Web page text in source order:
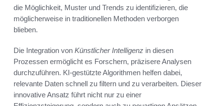
die Möglichkeit, Muster und Trends zu identifizieren, die
möglicherweise in traditionellen Methoden verborgen
blieben.
Die Integration von Künstlicher Intelligenz in diesen
Prozessen ermöglicht es Forschern, präzisere Analysen
durchzuführen. KI-gestützte Algorithmen helfen dabei,
relevante Daten schnell zu filtern und zu verarbeiten. Dieser
innovative Ansatz führt nicht nur zu einer